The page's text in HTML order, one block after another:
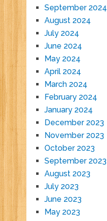
September 2024
August 2024
July 2024
June 2024
May 2024
April 2024
March 2024
February 2024
January 2024
December 2023
November 2023
October 2023
September 2023
August 2023
July 2023
June 2023
May 2023